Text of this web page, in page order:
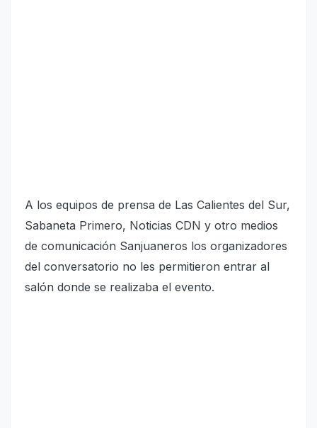
A los equipos de prensa de Las Calientes del Sur,
Sabaneta Primero, Noticias CDN y otro medios
de comunicación Sanjuaneros los organizadores
del conversatorio no les permitieron entrar al
salón donde se realizaba el evento.